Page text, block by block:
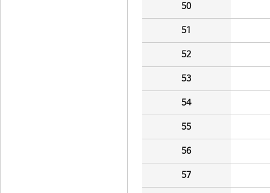
50
51
52
53
54
55
56
57